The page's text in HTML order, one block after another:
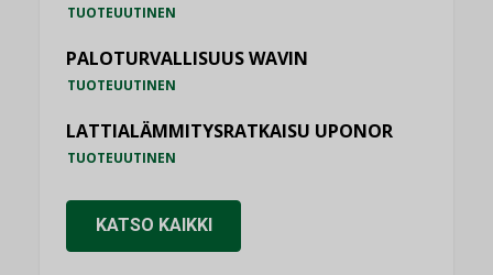
TUOTEUUTINEN
PALOTURVALLISUUS WAVIN
TUOTEUUTINEN
LATTIALÄMMITYSRATKAISU UPONOR
TUOTEUUTINEN
KATSO KAIKKI